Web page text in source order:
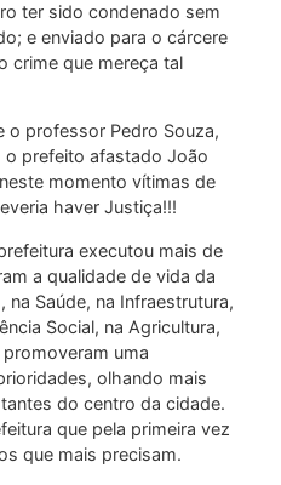
ter sido condenado sem
e enviado para o cárcere
crime que mereça tal
o professor Pedro Souza,
prefeito afastado João
momento vítimas de
haver Justiça!!!
executou mais de
a qualidade de vida da
na Saúde, na Infraestrutura,
Social, na Agricultura,
uma
olhando mais
do centro da cidade.
que pela primeira vez
que mais precisam.